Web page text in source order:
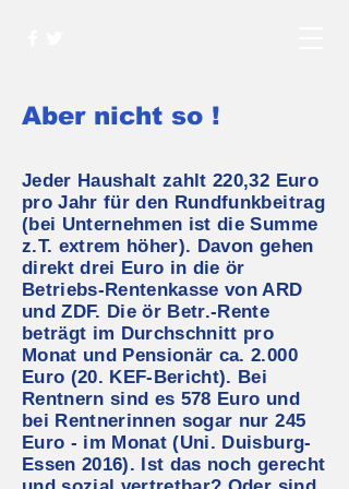
Aber nicht so !
Jeder Haushalt zahlt 220,32 Euro
pro Jahr für den Rundfunkbeitrag
(bei Unternehmen ist die Summe
z.T. extrem höher). Davon gehen
direkt drei Euro in die ör
Betriebs-Rentenkasse von ARD
und ZDF. Die ör Betr.-Rente
beträgt im Durchschnitt pro
Monat und Pensionär ca. 2.000
Euro (20. KEF-Bericht). Bei
Rentnern sind es 578 Euro und
bei Rentnerinnen sogar nur 245
Euro - im Monat (Uni. Duisburg-
Essen 2016). Ist das noch gerecht